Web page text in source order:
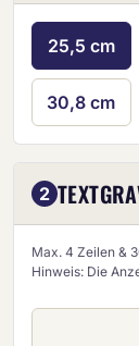
25,5 cm
30,8 cm
2
Max. 4 Zeilen &
Hinweis: Die